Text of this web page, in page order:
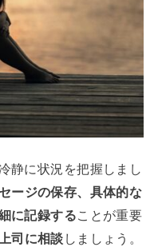
静に状況を把握しまし
ージの保存、具体的な
に記録することが重要
司に相談 しましょう。